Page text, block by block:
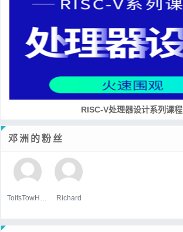
RISC-V处理器设计系列课程
邓洲的粉丝
Richard